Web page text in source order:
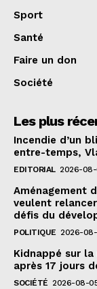
Sport
Santé
Faire un don
Société
Les plus
Incendie d’un
entre-temps,
EDITORIAL 2026-
Aménagement
veulent
défis du
POLITIQUE 2026-
Kidnappé sur
après 17 jours
SOCIÉTÉ 2026-08-